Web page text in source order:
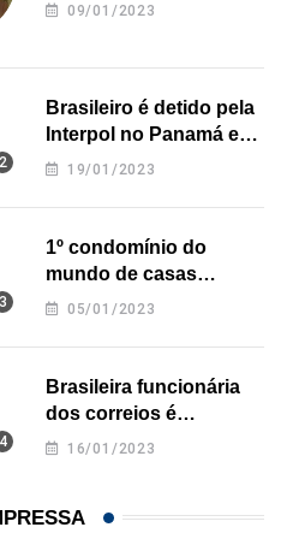
oficialmente como fruto
09/01/2023
Brasileiro é detido pela
Interpol no Panamá e
pode pegar prisão
19/01/2023
1º condomínio do
mundo de casas
impressas em 3D é
05/01/2023
Brasileira funcionária
dos correios é
assassinada a facadas
16/01/2023